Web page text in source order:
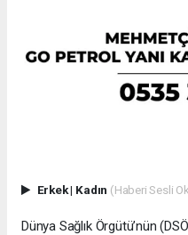
Erkek| Kadın (Haberi Sesli
Dünya Sağlık Örgütü’nün